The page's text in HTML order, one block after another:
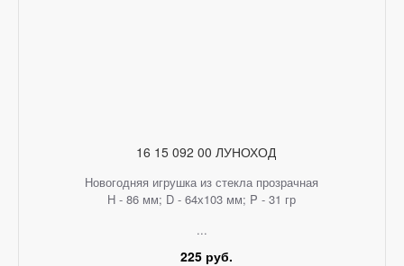
16 15 092 00 ЛУНОХОД
Новогодняя игрушка из стекла прозрачная
H - 86 мм; D - 64х103 мм; P - 31 гр
...
225 руб.